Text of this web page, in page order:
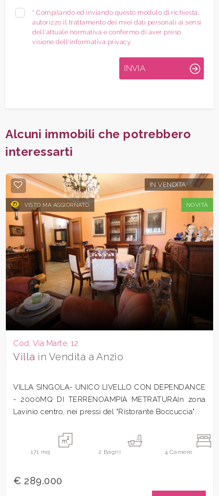
*Compilando ed inviando questo modulo di richiesta,
autorizzo il trattamento dei miei dati personali ai sensi
dell'attuale normativa e confermo di aver preso
visione dell'informativa privacy.
INVIA
Alcuni immobili che potrebbero
interessarti
IN VENDITA
VISTO MA AGGIORNATO NOVITÀ
Cod. Via Marte, 12
Villa in Vendita a Anzio
VILLA SINGOLA- UNICO LIVELLO CON DEPENDANCE
- 2000MQ DI TERRENOAMPIA METRATURAIn zona
Lavinio centro, nei pressi del "Ristorante Boccuccia"...
171 mq 2 Bagni 4 Camere
€ 289.000